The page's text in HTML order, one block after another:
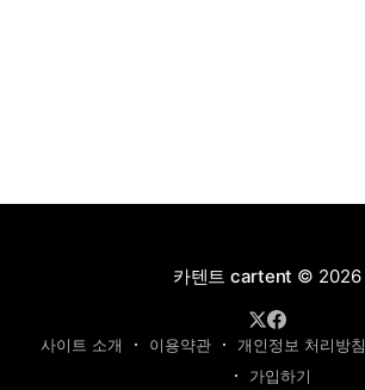
카텐트 cartent © 2026
사이트 소개 이용약관 개인정보 처리방침
가입하기